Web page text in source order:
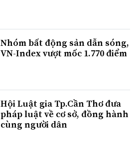
Nhóm bất động sản dẫn sóng,
VN-Index vượt mốc 1.770 điểm
Hội Luật gia Tp.Cần Thơ đưa
pháp luật về cơ sở, đồng hành
cùng người dân